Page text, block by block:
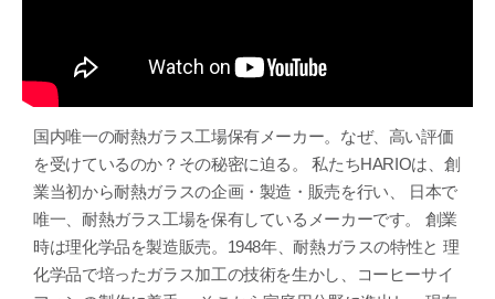
国内唯一の耐熱ガラス工場保有メーカー。なぜ、高い評価
を受けているのか？その秘密に迫る。 私たちHARIOは、創
業当初から耐熱ガラスの企画・製造・販売を行い、 日本で
唯一、耐熱ガラス工場を保有しているメーカーです。 創業
時は理化学品を製造販売。1948年、耐熱ガラスの特性と 理
化学品で培ったガラス加工の技術を生かし、コーヒーサイ